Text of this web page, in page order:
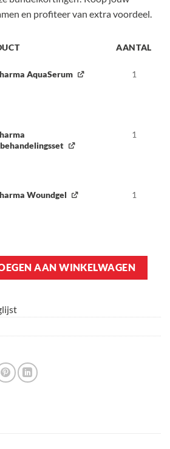
is:
€115,95.
en profiteer van extra voordeel.
AANTAL
AquaSerum 1
1
Woundgel 1
Woundgel + Wondbehandelingsset +
AAN WINKELWAGEN